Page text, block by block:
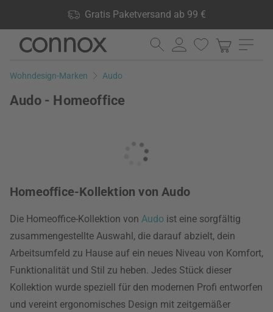
Gratis Paketversand ab 99 €
lagernd, 60 Tage Rückgaberecht
Direkt
Seiteninhalt
Direkt
Suchfeld
Wohndesign-Marken Audo
Audo - Homeoffice
Homeoffice-Kollektion von Audo
Die Homeoffice-Kollektion von Audo ist eine sorgfältig
zusammengestellte Auswahl, die darauf abzielt, dein
Arbeitsumfeld zu Hause auf ein neues Niveau von Komfort,
Funktionalität und Stil zu heben. Jedes Stück dieser
Kollektion wurde speziell für den modernen Profi entworfen
und vereint ergonomisches Design mit zeitgemäßer